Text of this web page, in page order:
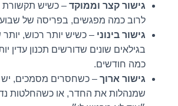
גישור קצר וממוקד – כשיש תקשורת
לרוב כמה מפגשים, בפריסה של
גישור בינוני – כשיש יותר רכוש, יותר
בגילאים שונים שדורשים תכנון עדין
כמה חודשים.
גישור ארוך – כשחסרים מסמכים, יש
שמנהלות את החדר, או כשהחלטות